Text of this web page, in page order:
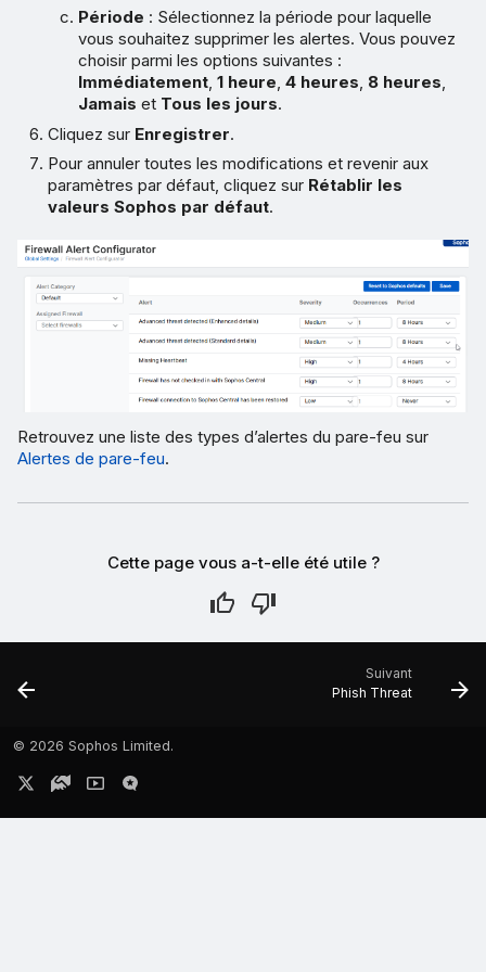
Période : Sélectionnez la période pour laquelle
vous souhaitez supprimer les alertes. Vous pouvez
choisir parmi les options suivantes :
Immédiatement,1 heure,4 heures, 8 heures,
Jamais et Tous les jours.
Cliquez sur Enregistrer.
Pour annuler toutes les modifications et revenir aux
paramètres par défaut, cliquez sur Rétablir les
valeurs Sophos par défaut.
Retrouvez une liste des types d’alertes du pare-feu sur
Alertes de pare-feu.
Cette page vous a-t-elle été utile ?
Suivant
Phish Threat
© 2026 Sophos Limited.